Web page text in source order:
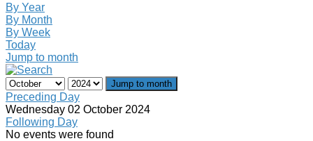
By Year
By Month
By Week
Today
Jump to month
Jump to month
Preceding Day
Wednesday 02 October 2024
Following Day
No events were found